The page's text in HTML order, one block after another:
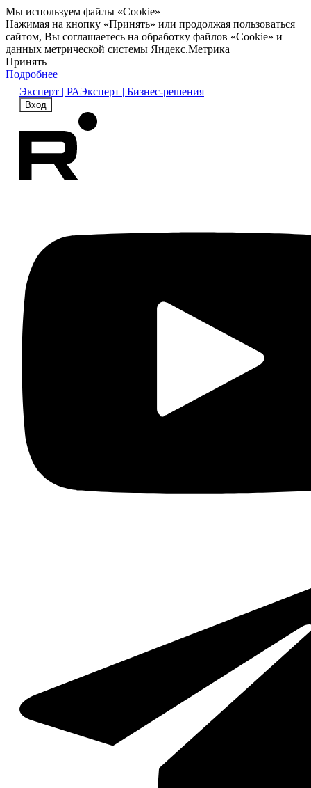
Мы используем файлы «Cookie»
Нажимая на кнопку «Принять» или продолжая пользоваться
сайтом, Вы соглашаетесь на обработку файлов «Cookie» и
данных метрической системы Яндекс.Метрика
Принять
Подробнее
Эксперт | РАЭксперт | Бизнес-решения
Вход